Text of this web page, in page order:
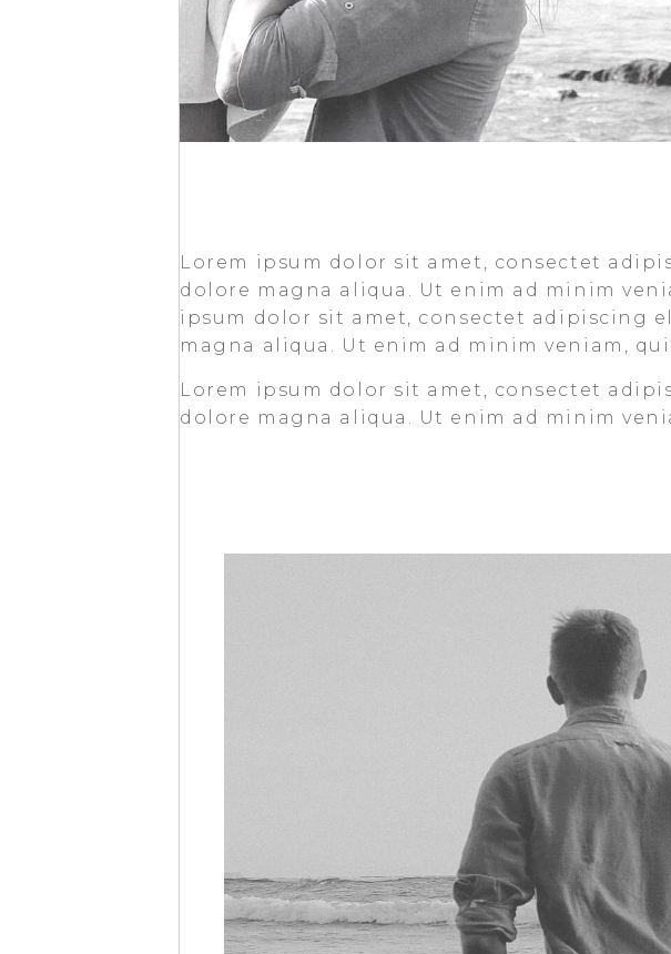
Lorem ipsum dolor sit amet, consectet
dolore magna aliqua. Ut enim ad minim
ipsum dolor sit amet, consectet adipiscing
magna aliqua. Ut enim ad minim veniam,
Lorem ipsum dolor sit amet, consectet
dolore magna aliqua. Ut enim ad minim